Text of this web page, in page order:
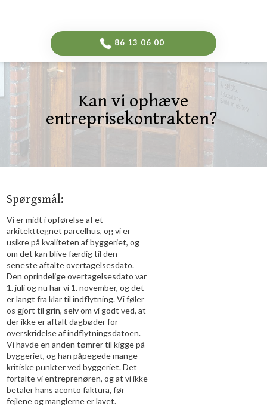
​86 13 06 00​
Kan vi ophæve
entreprisekontrakten? ​
Spørgsmål:
​Vi er midt i opførelse af et
arkitekttegnet parcelhus, og vi er
usikre på kvaliteten af byggeriet, og
om det kan blive færdig til den
seneste aftalte overtagelsesdato.
Den oprindelige overtagelsesdato var
1. juli og nu har vi 1. november, og det
er langt fra klar til indflytning. Vi føler
os gjort til grin, selv om vi godt ved, at
der ikke er aftalt dagbøder for
overskridelse af indflytningsdatoen.
Vi havde en anden tømrer til kigge på
byggeriet, og han påpegede mange
kritiske punkter ved byggeriet. Det
fortalte vi entreprenøren, og at vi ikke
betaler hans aconto faktura, før
fejlene og manglerne er lavet.